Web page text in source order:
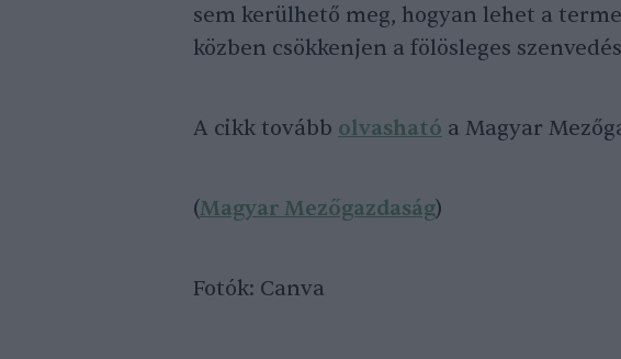
sem kerülhető meg, hogyan lehet a
közben csökkenjen a fölösleges
A cikk tovább olvasható a Magyar
(Magyar Mezőgazdaság)
Fotók: Canva